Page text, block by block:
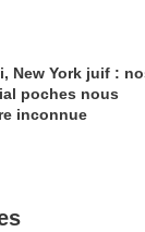
New York juif :
poches nous
inconnue